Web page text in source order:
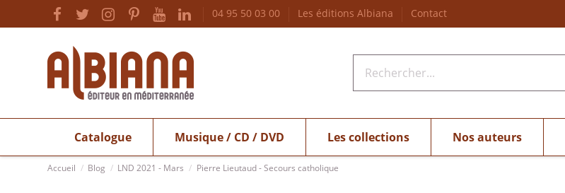
04 95 50 03 00 Les éditions Albiana Contact
Catalogue Musique / CD / DVD Les collections Nos auteurs
Accueil Blog LND 2021 - Mars Pierre Lieutaud - Secours catholique